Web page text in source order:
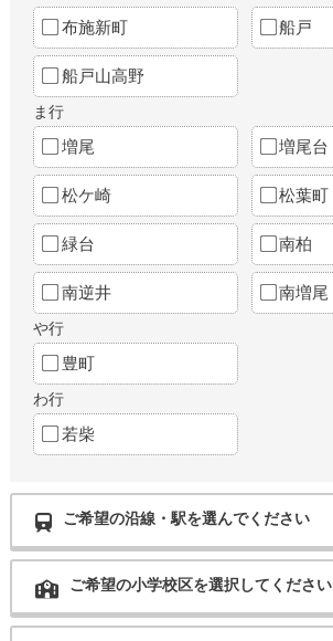
布施新町 船戸
船戸山高野
ま行
増尾 増尾台
松ケ崎 松葉町
緑台 南柏
南逆井 南増尾
や行
豊町
わ行
若柴
ご希望の沿線・駅を選んでください
ご希望の小学校区を選択してください